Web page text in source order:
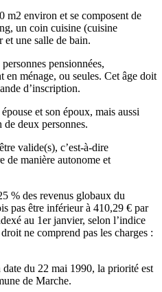
m2 environ et se composent de
un coin cuisine (cuisine
et une salle de bain.
pensionnées,
en ménage, ou seules. Cet âge doit
d’inscription.
et son époux, mais aussi
deux personnes.
valide(s), c’est-à-dire
de manière autonome et
% des revenus globaux du
pas être inférieur à 410,29 € par
au 1er janvier, selon l’indice
ne comprend pas les charges :
du 22 mai 1990, la priorité est
de Marche.